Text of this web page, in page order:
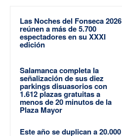
Las Noches del Fonseca 2026
reúnen a más de 5.700
espectadores en su XXXI
edición
Salamanca completa la
señalización de sus diez
parkings disuasorios con
1.612 plazas gratuitas a
menos de 20 minutos de la
Plaza Mayor
Este año se duplican a 20.000